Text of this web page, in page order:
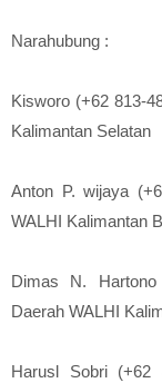
Narahubung :
Kisworo (+62 813-
Kalimantan Selatan
Anton P. wijaya
WALHI Kalimantan
Dimas N.
Daerah WALHI
Harusl Sobri (+62